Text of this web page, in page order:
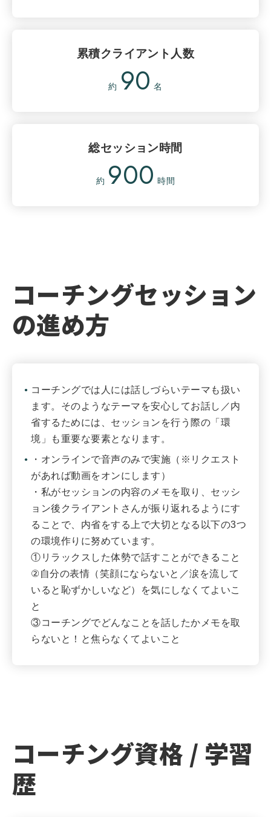
累積クライアント人数
約 90 名
総セッション時間
約 900 時間
コーチングセッション
の進め方
コーチングでは人には話しづらいテーマも扱い
ます。そのようなテーマを安心してお話し／内
省するためには、セッションを行う際の「環
境」も重要な要素となります。
・オンラインで音声のみで実施（※リクエスト
があれば動画をオンにします）
・私がセッションの内容のメモを取り、セッシ
ョン後クライアントさんが振り返れるようにす
ることで、内省をする上で大切となる以下の3つ
の環境作りに努めています。
①リラックスした体勢で話すことができること
②自分の表情（笑顔にならないと／涙を流して
いると恥ずかしいなど）を気にしなくてよいこ
と
③コーチングでどんなことを話したかメモを取
らないと！と焦らなくてよいこと
コーチング資格 / 学習
歴